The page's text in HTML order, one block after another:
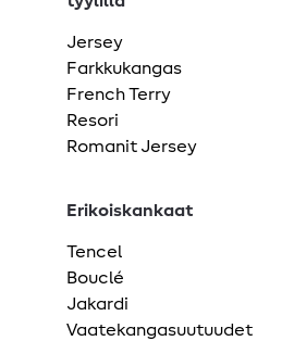
Jersey
Farkkukangas
French Terry
Resori
Romanit Jersey
Erikoiskankaat
Tencel
Bouclé
Jakardi
Vaatekangasuutuudet